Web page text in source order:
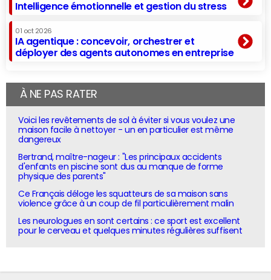
Intelligence émotionnelle et gestion du stress
01 oct 2026
IA agentique : concevoir, orchestrer et
déployer des agents autonomes en entreprise
À NE PAS RATER
Voici les revêtements de sol à éviter si vous voulez une
maison facile à nettoyer - un en particulier est même
dangereux
Bertrand, maître-nageur : "Les principaux accidents
d'enfants en piscine sont dus au manque de forme
physique des parents"
Ce Français déloge les squatteurs de sa maison sans
violence grâce à un coup de fil particulièrement malin
Les neurologues en sont certains : ce sport est excellent
pour le cerveau et quelques minutes régulières suffisent